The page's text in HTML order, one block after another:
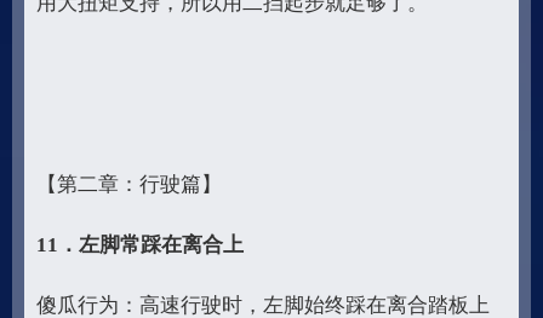
【第二章：行驶篇】
11 ．左脚常踩在离合上
傻瓜行为：高速行驶时，左脚始终踩在离合踏板上